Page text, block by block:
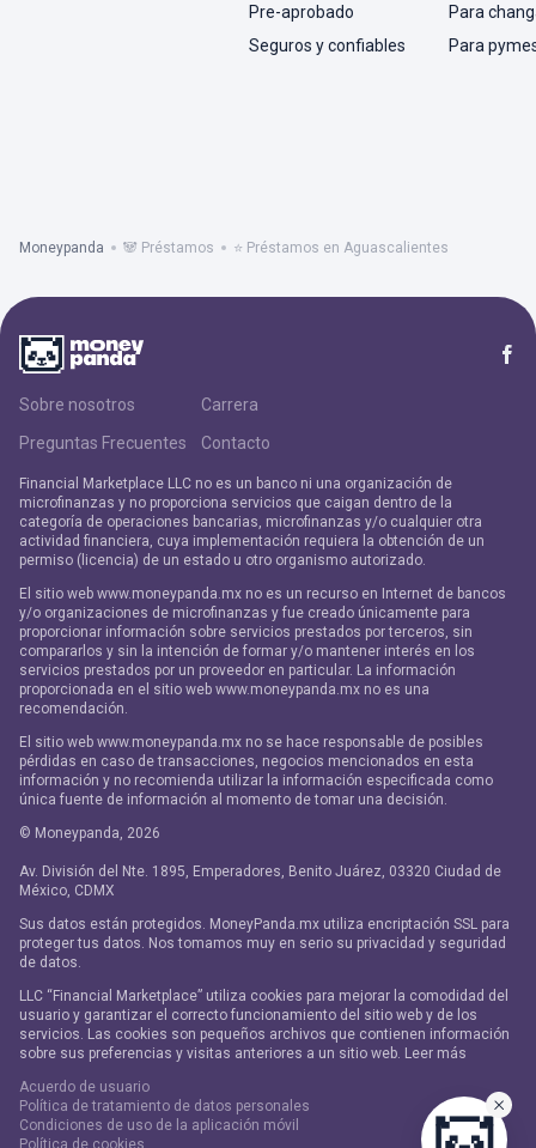
Pre-aprobado
Seguros y confiables
Para
Para
Moneypanda 🐼 Préstamos ⭐ Préstamos en Aguascalientes
Sobre nosotros
Carrera
Preguntas Frecuentes
Contacto
Financial Marketplace LLC no es un banco ni una organización de
microfinanzas y no proporciona servicios que caigan dentro de la
categoría de operaciones bancarias, microfinanzas y/o cualquier otra
actividad financiera, cuya implementación requiera la obtención de un
permiso (licencia) de un estado u otro organismo autorizado.
El sitio web www.moneypanda.mx no es un recurso en Internet de bancos
y/o organizaciones de microfinanzas y fue creado únicamente para
proporcionar información sobre servicios prestados por terceros, sin
compararlos y sin la intención de formar y/o mantener interés en los
servicios prestados por un proveedor en particular. La información
proporcionada en el sitio web www.moneypanda.mx no es una
recomendación.
El sitio web www.moneypanda.mx no se hace responsable de posibles
pérdidas en caso de transacciones, negocios mencionados en esta
información y no recomienda utilizar la información especificada como
única fuente de información al momento de tomar una decisión.
© Moneypanda, 2026
Av. División del Nte. 1895, Emperadores, Benito Juárez, 03320 Ciudad de
México, CDMX
Sus datos están protegidos. MoneyPanda.mx utiliza encriptación SSL para
proteger tus datos. Nos tomamos muy en serio su privacidad y seguridad
de datos.
LLC “Financial Marketplace” utiliza cookies para mejorar la comodidad del
usuario y garantizar el correcto funcionamiento del sitio web y de los
servicios. Las cookies son pequeños archivos que contienen información
sobre sus preferencias y visitas anteriores a un sitio web. Leer más
Acuerdo de usuario
Política de tratamiento de datos personales
Condiciones de uso de la aplicación móvil
Política de cookies